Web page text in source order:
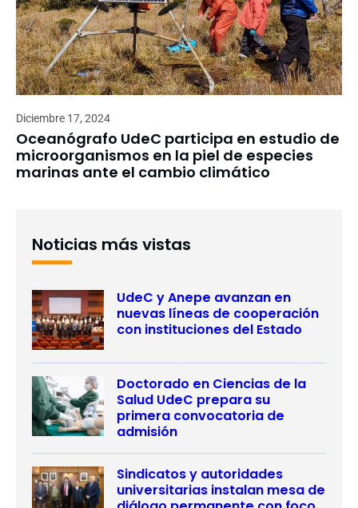
Diciembre 17, 2024
Oceanógrafo UdeC participa en estudio de
microorganismos en la piel de especies
marinas ante el cambio climático
Noticias más vistas
UdeC y Anepe avanzan en
nuevas líneas de cooperación
con instituciones del Estado
Doctorado en Ciencias de la
Salud UdeC prepara su
primera convocatoria de
admisión
Sindicatos y autoridades
universitarias instalan mesa de